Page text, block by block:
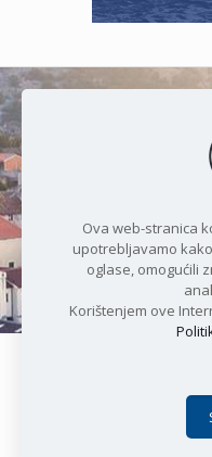
Čudesan
Copyright © 2021
Ova web-stranica
upotrebljavamo
oglase, omogućili
Korištenjem ove